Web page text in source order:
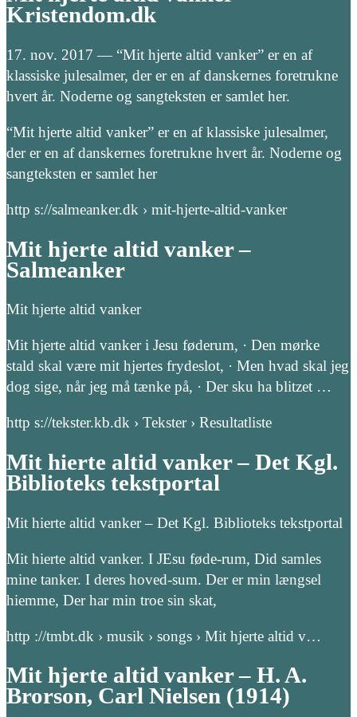
Kristendom.dk
17. nov. 2017 — “Mit hjerte altid vanker” er en af
klassiske julesalmer, der er en af danskernes foretrukne
hvert år. Noderne og sangteksten er samlet her.
“Mit hjerte altid vanker” er en af klassiske julesalmer,
der er en af danskernes foretrukne hvert år. Noderne og
sangteksten er samlet her
http s://salmeanker.dk › mit-hjerte-altid-vanker
Mit hjerte altid vanker –
Salmeanker
Mit hjerte altid vanker
Mit hjerte altid vanker i Jesu føderum, · Den mørke
stald skal være mit hjertes frydeslot, · Men hvad skal jeg
dog sige, når jeg må tænke på, · Der sku ha blitzet …
http s://tekster.kb.dk › Tekster › Resultatliste
Mit hierte altid vanker – Det Kgl.
Biblioteks tekstportal
Mit hierte altid vanker – Det Kgl. Biblioteks tekstportal
Mit hierte altid vanker. I JEsu føde-rum, Did samles
mine tanker. I deres hoved-sum. Der er min længsel
hiemme, Der har min troe sin skat,
http ://tmbt.dk › musik › songs › Mit hjerte altid v…
Mit hjerte altid vanker – H. A.
Brorson, Carl Nielsen (1914)